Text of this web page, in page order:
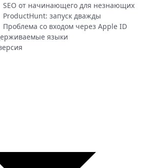
SEO от начинающего для незнающих
ProductHunt: запуск дважды
Проблема со входом через Apple ID
языки